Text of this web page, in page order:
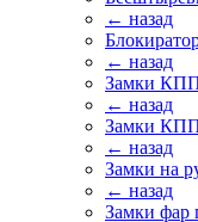
← назад
← назад
Замки
← назад
Замки
← назад
Замки на
← назад
Замки фар